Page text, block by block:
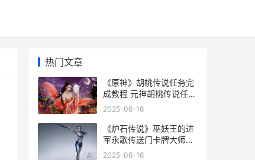
热门文章
《原神》胡桃传说任务完
成教程 元神胡桃传说任务
视频
2025-06-16
《炉石传说》巫妖王的进
军永歌传送门卡牌大师效
果说明 炉石传说巫妖王彩
2025-06-16